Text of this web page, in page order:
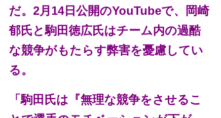
だ。2月14日公開のYouTubeで、岡崎
郁氏と駒田徳広氏はチーム内の過酷
な競争がもたらす弊害を憂慮してい
る。
「駒田氏は『無理な競争をさせるこ